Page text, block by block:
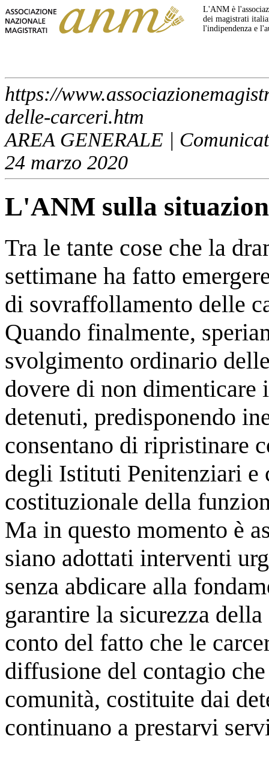
L'ANM è
dei magistrati
l'indipendenza e
https://
delle-carceri.htm
AREA GENERALE |
24 marzo 2020
L'ANM sulla
Tra le tante cose che la
settimane ha fatto
di sovraffollamento delle
Quando finalmente,
svolgimento ordinario
dovere di non
detenuti, predisponendo
consentano di ripristinare
degli Istituti Penitenziari e
costituzionale della
Ma in questo momento è
siano adottati interventi
senza abdicare alla
garantire la sicurezza
conto del fatto che le
diffusione del contagio
comunità, costituite dai
continuano a prestarvi